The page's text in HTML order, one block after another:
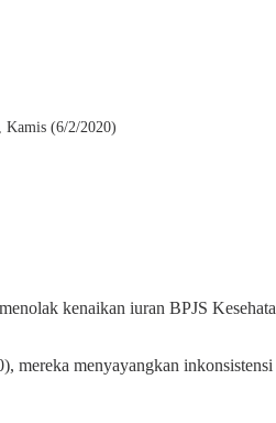
Kamis (6/2/2020)
kenaikan iuran BPJS
menyayangkan inkonsistensi